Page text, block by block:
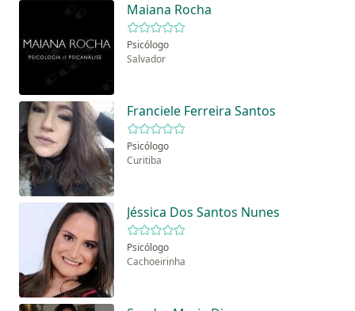
Maiana Rocha
Psicólogo
Salvador
Franciele Ferreira Santos
Psicólogo
Curitiba
Jéssica Dos Santos Nunes
Psicólogo
Cachoeirinha